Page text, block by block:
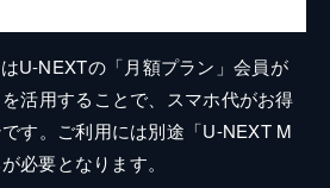
U-NEXTの「月額プラン」会員が
活用することで、スマホ代がお得
す。ご利用には別途「U-NEXT M
必要となります。